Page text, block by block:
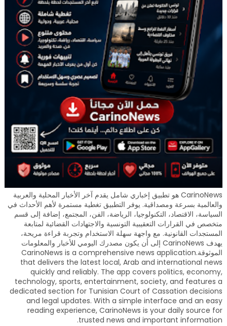
CarinoNews هو تطبيق إخباري شامل يقدم آخر الأخبار المحلية والعربية
والعالمية بسرعة ومصداقية. يوفر التطبيق تغطية مستمرة لأهم الأحداث في
السياسة، الاقتصاد، التكنولوجيا، الرياضة، الفن، المجتمع، إضافة إلى قسم
متخصص في القرارات التعقيبية التونسية والاجتهادات القضائية لمتابعة
المستجدات القانونية. مع واجهة سهلة الاستخدام وتجربة قراءة مريحة،
يهدف CarinoNews إلى أن يكون مصدرك اليومي للأخبار والمعلومات
الموثوقة.CarinoNews is a comprehensive news application
that delivers the latest local, Arab and international news
quickly and reliably. The app covers politics, economy,
technology, sports, entertainment, society, and features a
dedicated section for Tunisian Court of Cassation decisions
and legal updates. With a simple interface and an easy
reading experience, CarinoNews is your daily source for
trusted news and important information.